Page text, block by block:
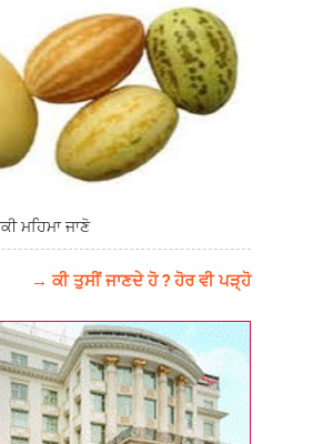
ਮਹਿਮਾ ਜਾਣੋ
→ ਕੀ ਤੁਸੀਂ ਜਾਣਦੇ ਹੋ ? ਹੋਰ ਵੀ ਪੜ੍ਹੋ